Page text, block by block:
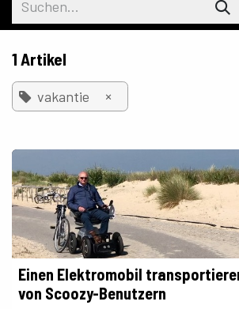
1 Artikel
vakantie ×
Einen Elektromobil
von Scoozy-Benutzern